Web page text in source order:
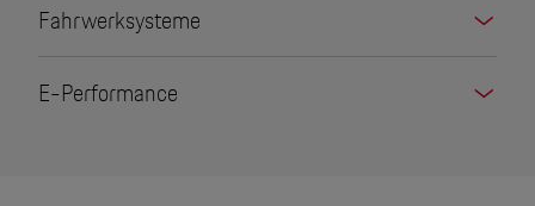
Fahrwerksysteme
E-Performance